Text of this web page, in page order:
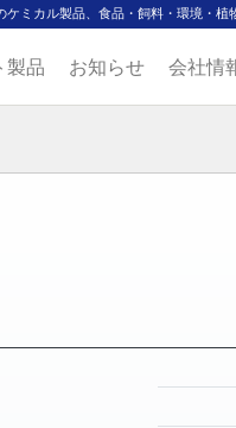
ミカル製品、食品・飼料・環境・植
製品 お知らせ 会社情